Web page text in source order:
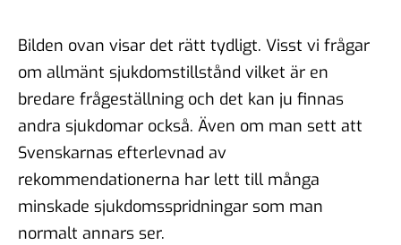
Bilden ovan visar det rätt tydligt. Visst vi frågar
om allmänt sjukdomstillstånd vilket är en
bredare frågeställning och det kan ju finnas
andra sjukdomar också. Även om man sett att
Svenskarnas efterlevnad av
rekommendationerna har lett till många
minskade sjukdomsspridningar som man
normalt annars ser.